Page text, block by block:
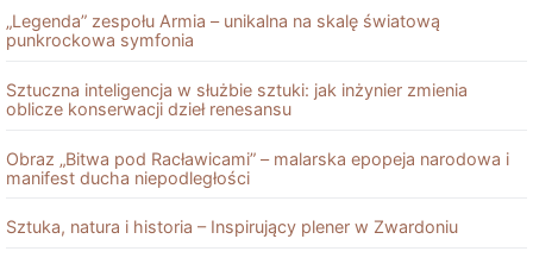
„Legenda” zespołu Armia – unikalna na skalę światową
punkrockowa symfonia
Sztuczna inteligencja w służbie sztuki: jak inżynier zmienia
oblicze konserwacji dzieł renesansu
Obraz „Bitwa pod Racławicami” – malarska epopeja narodowa i
manifest ducha niepodległości
Sztuka, natura i historia – Inspirujący plener w Zwardoniu